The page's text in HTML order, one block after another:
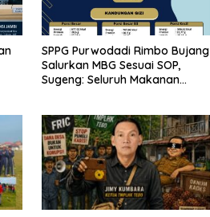
SPPG Purwodadi Rimbo Bujang
Salurkan MBG Sesuai SOP,
Sugeng: Seluruh Makanan